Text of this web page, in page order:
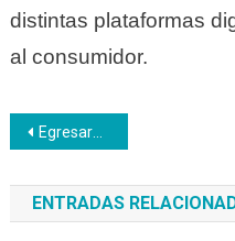
distintas plataformas
al consumidor.
Navegación
de
entradas
Egresaron 20 participantes de la formación técnica profesional Panificación Doméstica
ENTRADAS